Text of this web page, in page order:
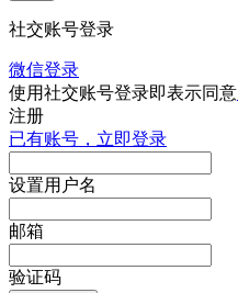
社交账号登录
微信登录
使用社交账号登录即表示同意
注册
已有账号，立即登录
设置用户名
邮箱
验证码